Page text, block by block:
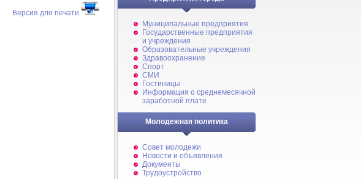
Версия для печати
Муниципальные предприятия
Государственные предприятия
и учреждения
Образовательные учреждения
Здравоохранение
Спорт
СМИ
Гостиницы
Информация о среднемесячной
заработной плате
Молодежная политика
Совет молодежи
Новости и объявления
Документы
Трудоустройство